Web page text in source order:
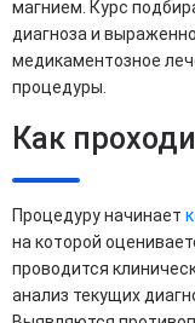
магнием. Курс
диагноза и
медикаментозное
процедуры.
Как
Процедуру начинает
на которой
проводится
анализ текущих